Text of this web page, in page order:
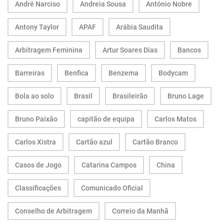
André Narciso Andreia Sousa António Nobre
Antony Taylor APAF Arábia Saudita
Arbitragem Feminina Artur Soares Dias Bancos
Barreiras Benfica Benzema Bodycam
Bola ao solo Brasil Brasileirão Bruno Lage
Bruno Paixão capitão de equipa Carlos Matos
Carlos Xistra Cartão azul Cartão Branco
Casos de Jogo Catarina Campos China
Classificações Comunicado Oficial
Conselho de Arbitragem Correio da Manhã